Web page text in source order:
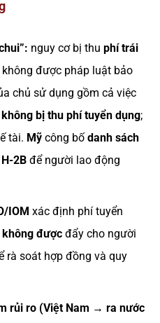
nguy cơ bị thu phí trái
được pháp luật bảo
chủ sử dụng gồm cả việc
bị thu phí tuyển dụng;
tài. Mỹcông bốdanh sách
2Bđể người lao động
IOM xác định phí tuyển
không đượcđẩy cho người
rà soát hợp đồng và quy
rủi ro (Việt Nam → ra nước